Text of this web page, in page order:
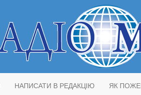
НАПИСАТИ В РЕДАКЦІЮ ЯК